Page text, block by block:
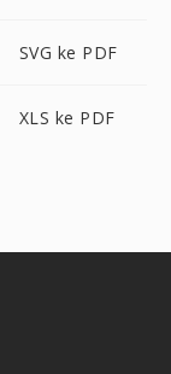
SVG ke PDF
XLS ke PDF